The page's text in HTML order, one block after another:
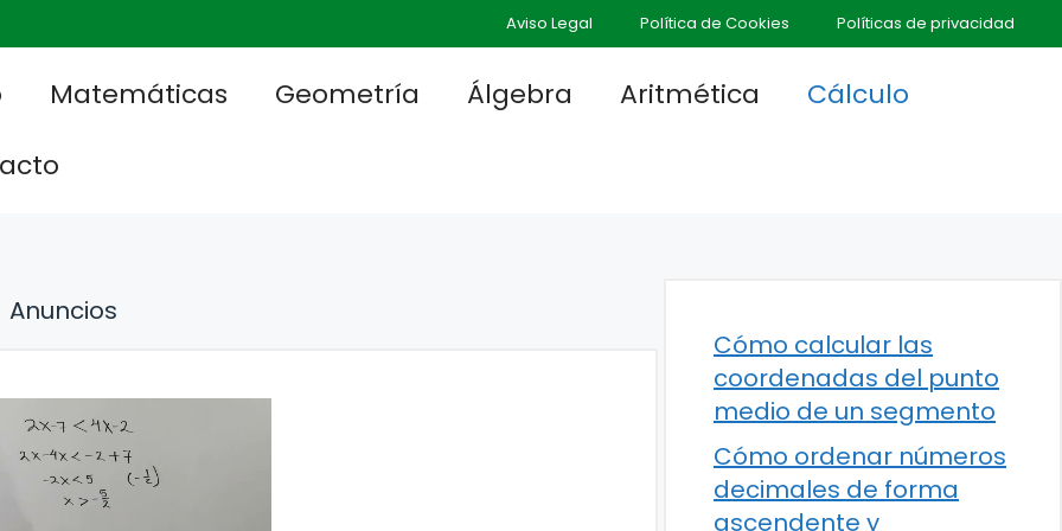
Aviso Legal Política de Cookies Políticas de privacidad
Matemáticas Geometría Álgebra Aritmética
Cálculo
Anuncios
Cómo calcular las
coordenadas del punto
medio de un segmento
Cómo ordenar números
decimales de forma
ascendente y